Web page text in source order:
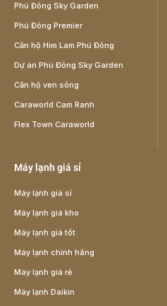
Phú Đông Sky Garden
Phú Đông Premier
Căn hộ Him Lam Phú Đông
Dự án Phú Đông Sky Garden
Căn hộ ven sông
Caraworld Cam Ranh
Flex Town Caraworld
Máy lạnh giá sỉ
Máy lạnh giá sỉ
Máy lạnh giá kho
Máy lạnh giá tốt
Máy lạnh chính hãng
Máy lạnh giá rẻ
Máy lạnh Daikin